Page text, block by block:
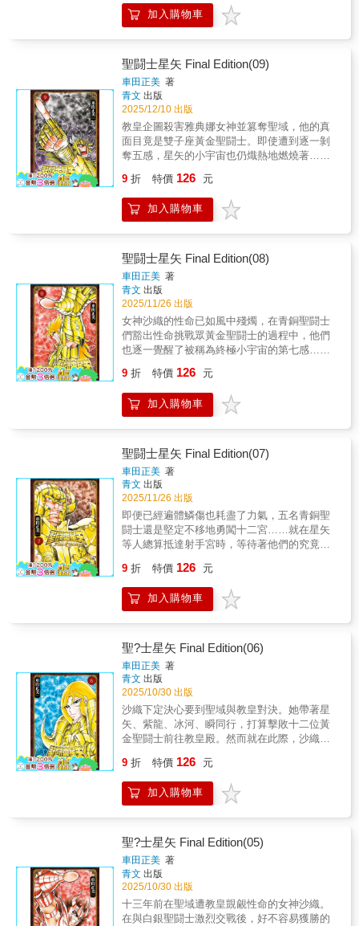
異，為遵照原作者士郎正宗之意願，故如台灣
中文版、港版及美國版等均未收錄，而非臺灣
單方面移除，特此說明。詳細情形亦可參考此
篇由美國講談社透過Bleeding Cool網站發表的
說明：
https://bleedingcool.com/comics/recent-
updates/kodansha-happy-publish-uncensored-
ghost-shell-authors-desire/&
呢？驚濤駭浪的第10集！本書特色少年漫畫傳
奇大作首度全新繪製所有封面＆首度大幅度新
EPISODE.0」亦完整收錄於第1集中！
加入購物車
聖闘士星矢 Final Edition(09)
車田正美 著
青文 出版
2025/12/10 出版
教皇企圖殺害雅典娜女神並篡奪聖域，他的真
面目竟是雙子座黃金聖闘士。即使遭到逐一剝
奪五感，星矢的小宇宙也仍熾熱地燃燒著……
藉不屈不撓的精神挺身而戰！正義的第9集!!亦
收錄了額外篇「冰之國的娜塔莎」。本書特色
少年漫畫傳奇大作首度全新繪製所有封面＆首
EPISODE.0」亦完整收錄於第1集中！
9 折 特價 126 元
加入購物車
聖闘士星矢 Final Edition(08)
車田正美 著
青文 出版
2025/11/26 出版
女神沙織的性命已如風中殘燭，在青銅聖闘士
們豁出性命挑戰眾黃金聖闘士的過程中，他們
也逐一覺醒了被稱為終極小宇宙的第七感……
竟是？在生死鬥中貫徹信念勇往直前！熱血激
戰的第8集!!本書特色少年漫畫傳奇大作首度全
新繪製所有封面＆首度大幅度新增加筆內容的
1集中！
9 折 特價 126 元
加入購物車
聖闘士星矢 Final Edition(07)
車田正美 著
青文 出版
2025/11/26 出版
即便已經遍體鱗傷也耗盡了力氣，五名青銅聖
闘士還是堅定不移地勇闖十二宮……就在星矢
等人總算抵達射手宮時，等待著他們的究竟是
的第7集!!本書特色少年漫畫傳奇大作首度全新
繪製所有封面＆首度大幅度新增加筆內容的完
全新生!!不僅如此，CHAMPION RED刊載作品
9 折 特價 126 元
加入購物車
聖?士星矢 Final Edition(06)
車田正美 著
青文 出版
2025/10/30 出版
沙織下定決心要到聖域與教皇對決。她帶著星
矢、紫龍、冰河、瞬同行，打算擊敗十二位黃
金聖闘士前往教皇殿。然而就在此際，沙織的
下12個小時！為了拯救沙織，必須與實力強大
到令人畏懼的黃金聖闘士們交手！嚴酷的戰鬥
就此展開，震撼萬分的第6集！ 本書特色少年
CHAMPION RED刊載作品「聖闘士星矢
EPISODE.0」亦完整收錄於第1集中！
9 折 特價 126 元
加入購物車
聖?士星矢 Final Edition(05)
車田正美 著
青文 出版
2025/10/30 出版
十三年前在聖域遭教皇覬覦性命的女神沙織。
在與白銀聖闘士激烈交戰後，好不容易獲勝的